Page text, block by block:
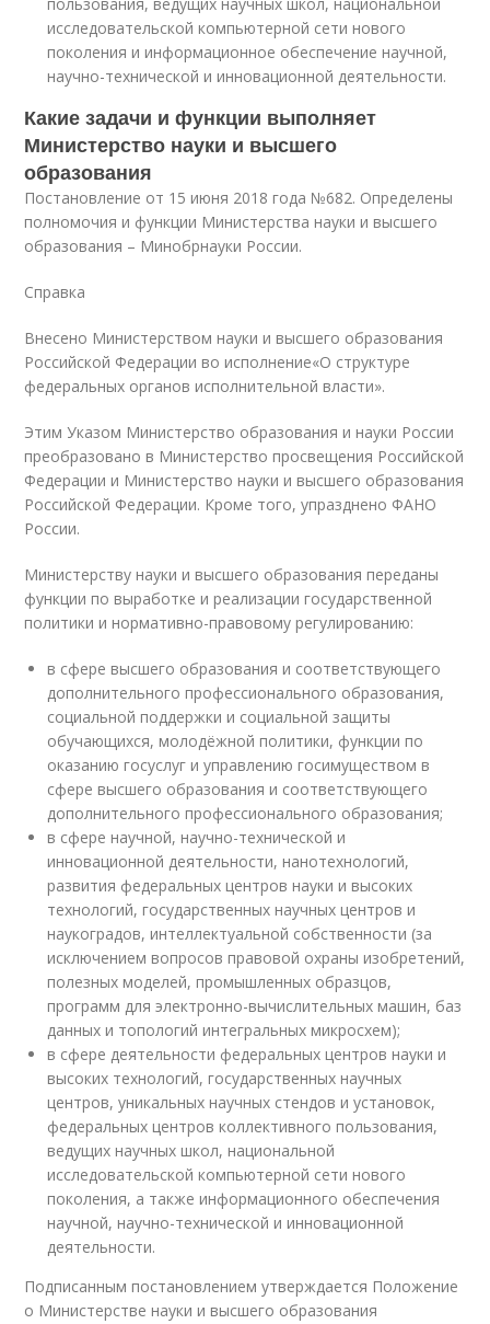
исследовательской компьютерной сети нового
поколения и информационное обеспечение научной,
научно-технической и инновационной деятельности.
Какие задачи и функции выполняет
Министерство науки и высшего
образования
Постановление от 15 июня 2018 года №682. Определены
полномочия и функции Министерства науки и высшего
образования – Минобрнауки России.
Справка
Внесено Министерством науки и высшего образования
Российской Федерации во исполнение«О структуре
федеральных органов исполнительной власти».
Этим Указом Министерство образования и науки России
преобразовано в Министерство просвещения Российской
Федерации и Министерство науки и высшего образования
Российской Федерации. Кроме того, упразднено ФАНО
России.
Министерству науки и высшего образования переданы
функции по выработке и реализации государственной
политики и нормативно-правовому регулированию:
в сфере высшего образования и соответствующего
дополнительного профессионального образования,
социальной поддержки и социальной защиты
обучающихся, молодёжной политики, функции по
оказанию госуслуг и управлению госимуществом в
сфере высшего образования и соответствующего
дополнительного профессионального образования;
в сфере научной, научно-технической и
инновационной деятельности, нанотехнологий,
развития федеральных центров науки и высоких
технологий, государственных научных центров и
наукоградов, интеллектуальной собственности (за
исключением вопросов правовой охраны изобретений,
полезных моделей, промышленных образцов,
программ для электронно-вычислительных машин, баз
данных и топологий интегральных микросхем);
в сфере деятельности федеральных центров науки и
высоких технологий, государственных научных
центров, уникальных научных стендов и установок,
федеральных центров коллективного пользования,
ведущих научных школ, национальной
исследовательской компьютерной сети нового
поколения, а также информационного обеспечения
научной, научно-технической и инновационной
деятельности.
Подписанным постановлением утверждается Положение
о Министерстве науки и высшего образования